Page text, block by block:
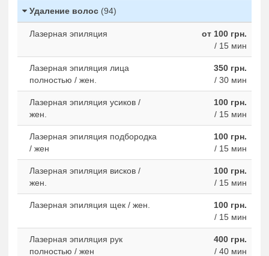
Удаление волос (94)
Лазерная эпиляция
от 100 грн.
/ 15 мин
Лазерная эпиляция лица
полностью / жен.
350 грн.
/ 30 мин
Лазерная эпиляция усиков /
жен.
100 грн.
/ 15 мин
Лазерная эпиляция подбородка
/ жен
100 грн.
/ 15 мин
Лазерная эпиляция висков /
жен.
100 грн.
/ 15 мин
Лазерная эпиляция щек / жен.
100 грн.
/ 15 мин
Лазерная эпиляция рук
полностью / жен
400 грн.
/ 40 мин